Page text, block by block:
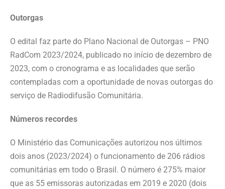
Outorgas
O edital faz parte do Plano Nacional de Outorgas – PNO
RadCom 2023/2024, publicado no início de dezembro de
2023, com o cronograma e as localidades que serão
contempladas com a oportunidade de novas outorgas do
serviço de Radiodifusão Comunitária.
Números recordes
O Ministério das Comunicações autorizou nos últimos
dois anos (2023/2024) o funcionamento de 206 rádios
comunitárias em todo o Brasil. O número é 275% maior
que as 55 emissoras autorizadas em 2019 e 2020 (dois